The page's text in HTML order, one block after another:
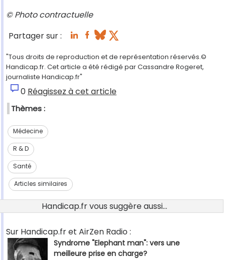
© Photo contractuelle
Partager sur :
"Tous droits de reproduction et de représentation réservés.©
Handicap.fr. Cet article a été rédigé par Cassandre Rogeret,
journaliste Handicap.fr"
0 Réagissez à cet article
Thèmes :
Médecine
R & D
Santé
Articles similaires
Handicap.fr vous suggère aussi...
Sur Handicap.fr et AirZen Radio :
Syndrome "Elephant man": vers une
meilleure prise en charge?